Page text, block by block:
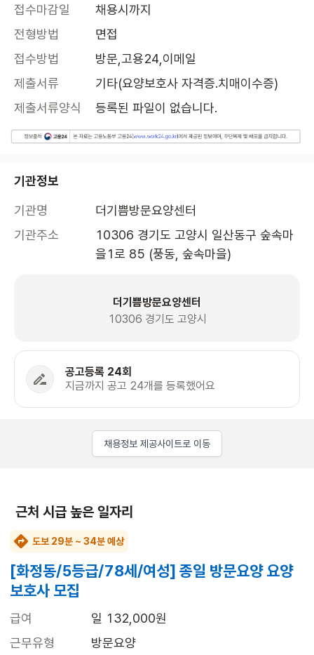
접수마감일
채용시까지
전형방법
면접
접수방법
방문,고용24,이메일
제출서류
기타(요양보호사 자격증.치매이수증)
제출서류양식
등록된 파일이 없습니다.
기관정보
기관명
더기쁨방문요양센터
기관주소
10306 경기도 고양시 일산동구 숲속마
을1로 85 (풍동, 숲속마을)
더기쁨방문요양센터
10306 경기도 고양시
공고등록 24회
지금까지 공고 24개를 등록했어요
채용정보 제공사이트로 이동
근처 시급 높은 일자리
도보 29분 ~ 34분 예상
[화정동/5등급/78세/여성] 종일 방문요양 요양
보호사 모집
급여
일 132,000원
근무유형
방문요양